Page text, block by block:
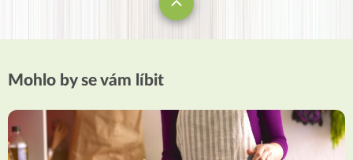
Mohlo by se vám líbit